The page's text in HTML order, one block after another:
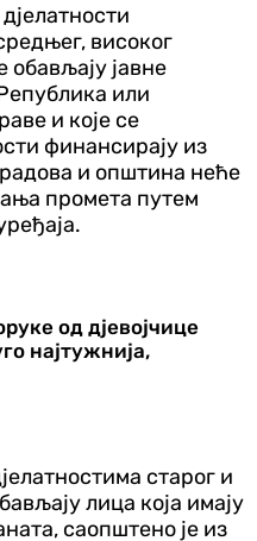
високог
обављају јавне
или
и које се
финансирају из
и општина неће
промета путем
од дјевојчице
најтужнија,
старог и
лица која имају
саопштено је из